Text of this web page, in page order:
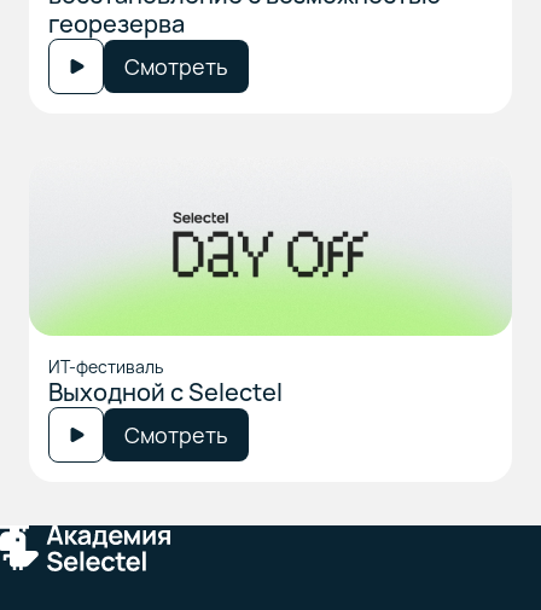
георезерва
Смотреть
ИТ-фестиваль
Выходной с Selectel
Смотреть